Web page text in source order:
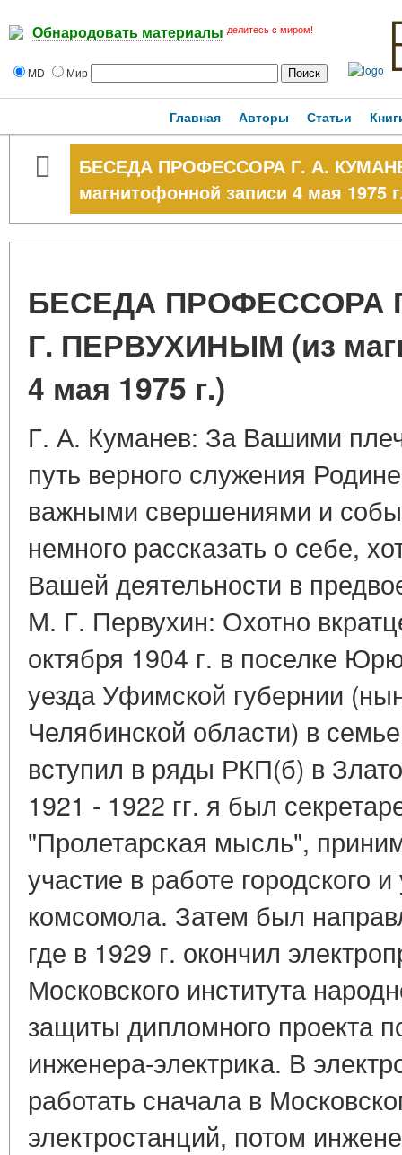
Обнародовать материалы делитесь с миром!
MD Мир
Главная Авторы Статьи
БЕСЕДА ПРОФЕССОРА Г. А.
магнитофонной записи 4 мая 1975
БЕСЕДА ПРОФЕССОРА
Г. ПЕРВУХИНЫМ (из
4 мая 1975 г.)
Г. А. Куманев: За Вашими
путь верного служения
важными свершениями и
немного рассказать о себе,
Вашей деятельности в
М. Г. Первухин: Охотно
октября 1904 г. в поселке
уезда Уфимской губернии
Челябинской области) в
вступил в ряды РКП(б) в
1921 - 1922 гг. я был
"Пролетарская мысль",
участие в работе городского
комсомола. Затем был
где в 1929 г. окончил
Московского института
защиты дипломного проекта
инженера-электрика. В
работать сначала в
электростанций, потом